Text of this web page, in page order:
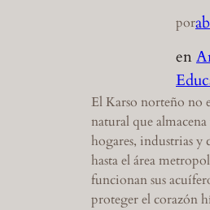
por
en
El Karso norteño no
natural que
hogares, industrias y
hasta el área
funcionan sus
proteger el corazón